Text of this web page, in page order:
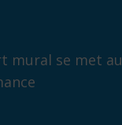
mural se met au